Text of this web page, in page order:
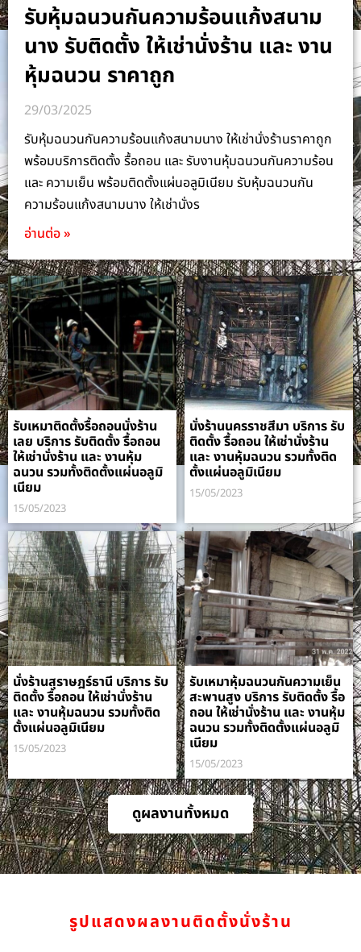
รับหุ้มฉนวนกันความร้อนแก้งสนาม
นาง รับติดตั้ง ให้เช่านั่งร้าน และ งาน
หุ้มฉนวน ราคาถูก
29/03/2025
รับหุ้มฉนวนกันความร้อนแก้งสนามนาง ให้เช่านั่งร้านราคาถูก
พร้อมบริการติดตั้ง รื้อถอน และ รับงานหุ้มฉนวนกันความร้อน
และ ความเย็น พร้อมติดตั้งแผ่นอลูมิเนียม รับหุ้มฉนวนกัน
ความร้อนแก้งสนามนาง ให้เช่านั่งร
อ่านต่อ »
รับเหมาติดตั้งรื้อถอนนั่งร้าน
เลย บริการ รับติดตั้ง รื้อถอน
ให้เช่านั่งร้าน และ งานหุ้ม
ฉนวน รวมทั้งติดตั้งแผ่นอลูมิ
เนียม
15/05/2023
นั่งร้านนครราชสีมา บริการ รับ
ติดตั้ง รื้อถอน ให้เช่านั่งร้าน
และ งานหุ้มฉนวน รวมทั้งติด
ตั้งแผ่นอลูมิเนียม
15/05/2023
นั่งร้านสุราษฎร์ธานี บริการ รับ
ติดตั้ง รื้อถอน ให้เช่านั่งร้าน
และ งานหุ้มฉนวน รวมทั้งติด
ตั้งแผ่นอลูมิเนียม
15/05/2023
รับเหมาหุ้มฉนวนกันความเย็น
สะพานสูง บริการ รับติดตั้ง รื้อ
ถอน ให้เช่านั่งร้าน และ งานหุ้ม
ฉนวน รวมทั้งติดตั้งแผ่นอลูมิ
เนียม
15/05/2023
ดูผลงานทั้งหมด
รูปแสดงผลงานติดตั้งนั่งร้าน